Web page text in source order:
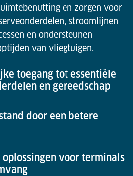
en zorgen voor
stroomlijnen
en ondersteunen
van vliegtuigen.
toegang tot essentiële
en gereedschap
door een betere
oplossingen voor terminals